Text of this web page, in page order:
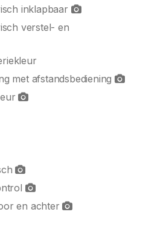
inklapbaar
verstel- en
met afstandsbediening
en achter